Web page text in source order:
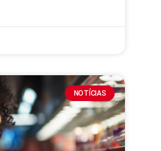
NOTÍCIAS